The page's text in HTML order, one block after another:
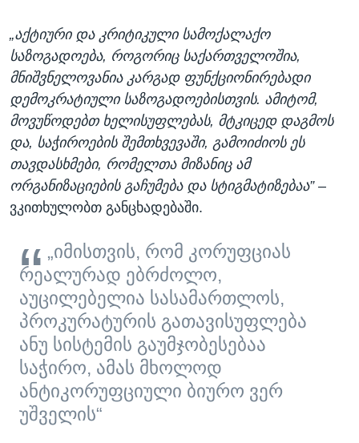
„აქტიური და კრიტიკული სამოქალაქო
საზოგადოება, როგორიც საქართველოშია,
მნიშვნელოვანია კარგად ფუნქციონირებადი
დემოკრატიული საზოგადოებისთვის. ამიტომ,
მოვუწოდებთ ხელისუფლებას, მტკიცედ დაგმოს
და, საჭიროების შემთხვევაში, გამოიძიოს ეს
თავდასხმები, რომელთა მიზანიც ამ
ორგანიზაციების გაჩუმება და სტიგმატიზებაა” –
ვკითხულობთ განცხადებაში.
„იმისთვის, რომ კორუფციას
რეალურად ებრძოლო,
აუცილებელია სასამართლოს,
პროკურატურის გათავისუფლება
ანუ სისტემის გაუმჯობესებაა
საჭირო, ამას მხოლოდ
ანტიკორუფციული ბიურო ვერ
უშველის“